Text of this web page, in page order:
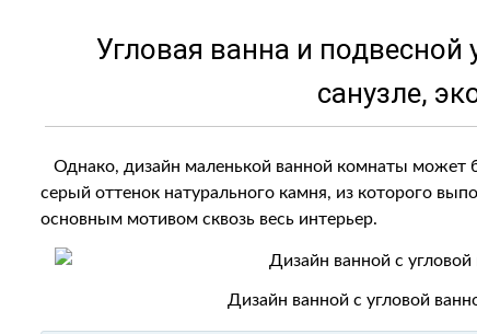
Угловая ванна и
санузле,
Однако, дизайн маленькой ванной комнаты может
серый оттенок натурального камня, из которого
основным мотивом сквозь весь интерьер.
Дизайн ванной с угловой